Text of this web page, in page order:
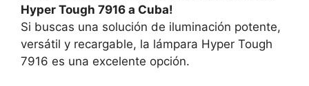
Hyper Tough 7916 a Cuba!
Si buscas una solución de iluminación potente,
versátil y recargable, la lámpara Hyper Tough
7916 es una excelente opción.